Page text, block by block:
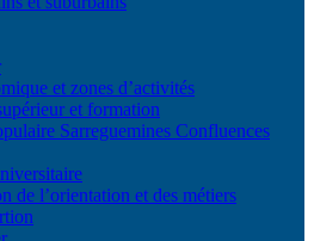
et zones d’activités
et formation
Sarreguemines Confluences
de l’orientation et des métiers